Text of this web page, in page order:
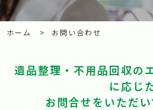
ホーム > お問い合わせ
遺品整理・不用品回収の
に応じ
お問合せをいただい